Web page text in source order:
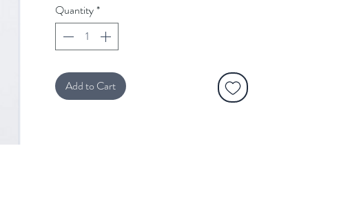
Quantity*
Add to Cart